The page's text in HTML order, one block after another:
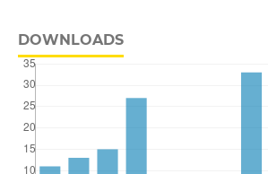
DOWNLOADS